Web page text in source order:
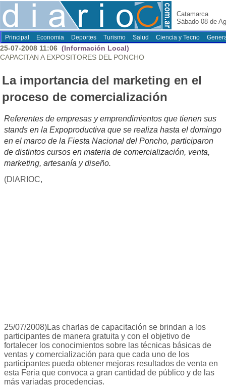
Catamarca
Sábado 08 de
Principal Economia Deportes Turismo Salud Ciencia y Tecno
25-07-2008 11:06 (Información Local)
CAPACITAN A EXPOSITORES DEL PONCHO
La importancia del marketing en el
proceso de comercialización
Referentes de empresas y emprendimientos que tienen sus
stands en la Expoproductiva que se realiza hasta el domingo
en el marco de la Fiesta Nacional del Poncho, participaron
de distintos cursos en materia de comercialización, venta,
marketing, artesanía y diseño.
(DIARIOC,
25/07/2008)Las charlas de capacitación se brindan a los
participantes de manera gratuita y con el objetivo de
fortalecer los conocimientos sobre las técnicas básicas de
ventas y comercialización para que cada uno de los
participantes pueda obtener mejoras resultados de venta en
esta Feria que convoca a gran cantidad de público y de las
más variadas procedencias.